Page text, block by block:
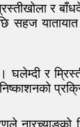
र
सहज
र